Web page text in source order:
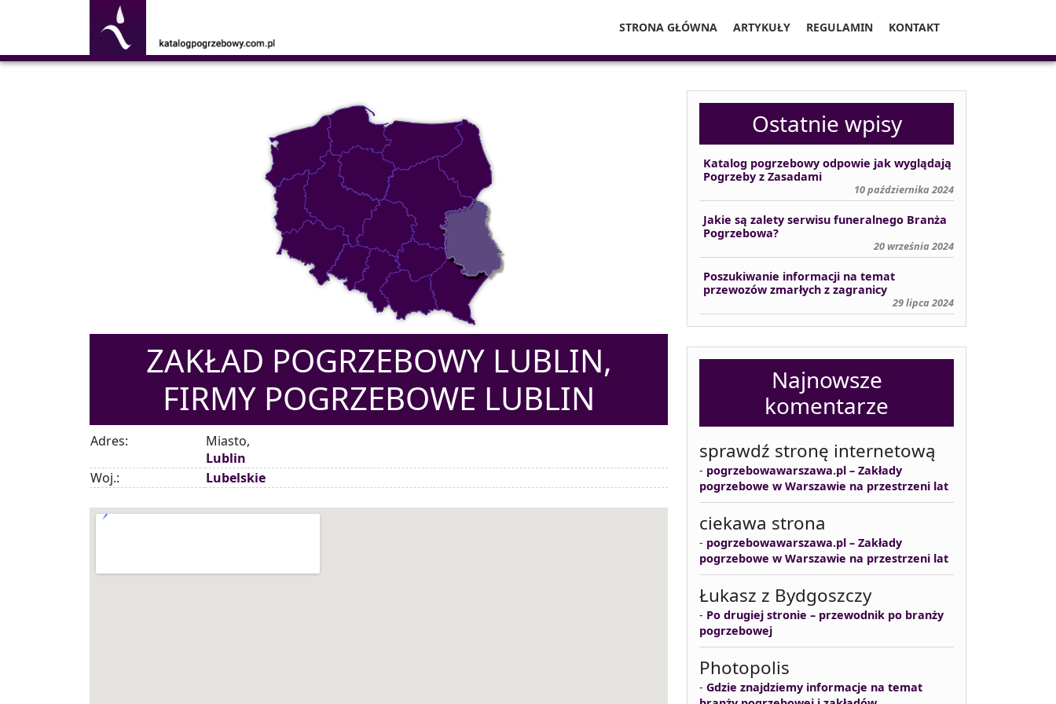
STRONA GŁÓWNA ARTYKUŁY REGULAMIN KONTAKT
ZAKŁAD POGRZEBOWY LUBLIN,
FIRMY POGRZEBOWE LUBLIN
Adres:
Miasto,
Lublin
Woj.:
Lubelskie
Ostatnie wpisy
Katalog pogrzebowy odpowie jak wyglądają
Pogrzeby z Zasadami
10 października 2024
Jakie są zalety serwisu funeralnego Branża
Pogrzebowa?
20 września 2024
Poszukiwanie informacji na temat
przewozów zmarłych z zagranicy
29 lipca 2024
Najnowsze
komentarze
sprawdź stronę internetową
- pogrzebowawarszawa.pl – Zakłady
pogrzebowe w Warszawie na przestrzeni lat
ciekawa strona
- pogrzebowawarszawa.pl – Zakłady
pogrzebowe w Warszawie na przestrzeni lat
Łukasz z Bydgoszczy
- Po drugiej stronie – przewodnik po branży
pogrzebowej
Photopolis
- Gdzie znajdziemy informacje na temat